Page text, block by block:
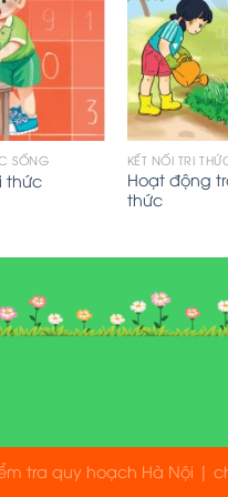
SỐNG
thức
KẾT NỐI TRI
Hoạt động
thức
tra quy hoạch Hà Nội |